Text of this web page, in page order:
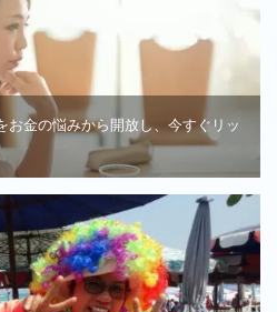
お金の悩みから開放し、今すぐリッ